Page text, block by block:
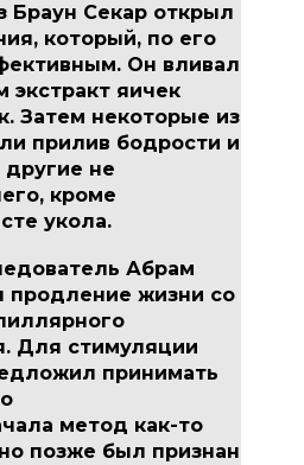
Браун Секар открыл
который, по его
Он вливал
экстракт яичек
Затем некоторые из
прилив бодрости и
не
кроме
укола.
Абрам
продление жизни со
Для стимуляции
принимать
метод как-то
позже был признан